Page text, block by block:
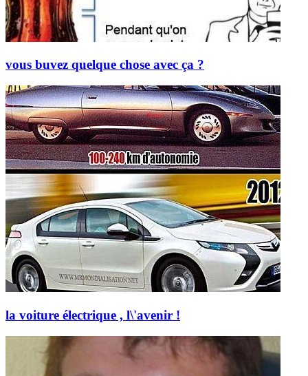
vous buvez quelque chose avec ça ?
la voiture électrique , l\'avenir !